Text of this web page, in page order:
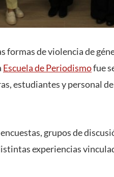
de violencia de
Escuela de Periodismofue
estudiantes y personal de
grupos de
experiencias